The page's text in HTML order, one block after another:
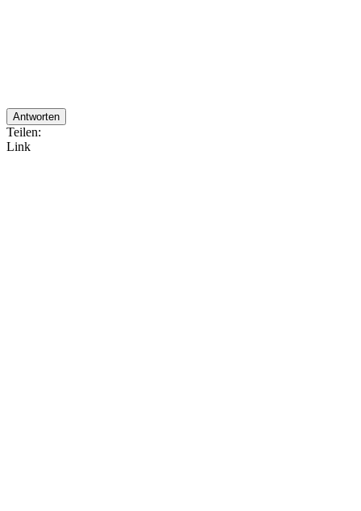
Antworten
Teilen:
Link